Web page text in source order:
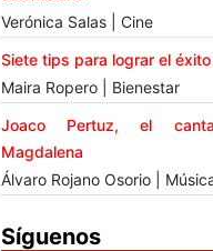
Verónica Salas | Cine
Siete tips para lograr el
Maira Ropero | Bienestar
Joaco Pertuz, el
Magdalena
Álvaro Rojano Osorio |
Síguenos